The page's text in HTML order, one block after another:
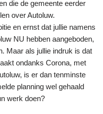
die de gemeente eerder
over Autoluw.
en ernst dat jullie namens
NU hebben aangeboden,
Maar als jullie indruk is dat
ondanks Corona, met
is er dan tenminste
planning wel gehaald
werk doen?